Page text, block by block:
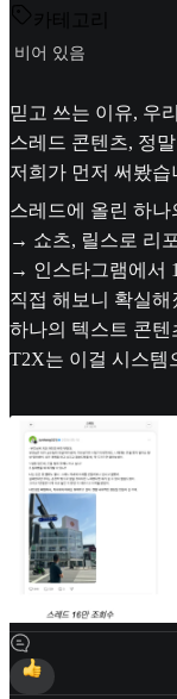
카테고리
비어 있음
믿고 쓰는 이유, 우
스레드 콘텐츠, 정
저희가 먼저 써봤습
스레드에 올린 하나
→ 쇼츠, 릴스로 리
→ 인스타그램에서
직접 해보니 확실해
하나의 텍스트 콘
T2X는 이걸 시스템